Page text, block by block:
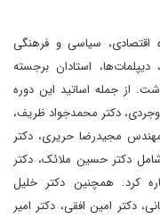
سیاسی و فرهنگی
استادان برجسته
از جمله اساتید این دوره
دکتر محمدجواد ظریف،
مجیدرضا حریری، دکتر
دکتر حسین ملائک، دکتر
کرد. همچنین دکتر خلیل
دکتر امین افقی، دکتر امیر